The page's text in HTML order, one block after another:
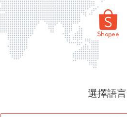
頁面無法顯示
選擇語言